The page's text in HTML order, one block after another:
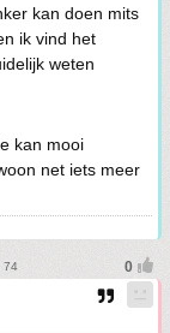
kan doen mits
ik vind het
weten
kan mooi
net iets meer
74